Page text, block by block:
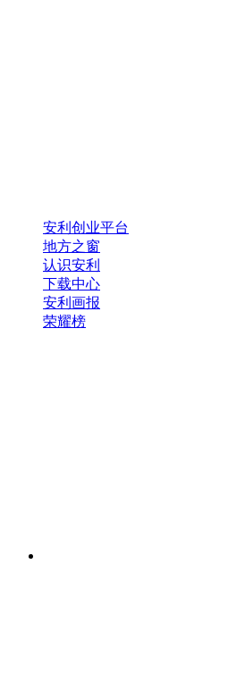
安利创业平台
地方之窗
认识安利
下载中心
安利画报
荣耀榜